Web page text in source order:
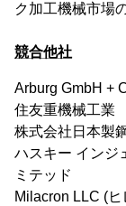
ク加工機械市場
競合他社
Arburg GmbH +
住友重機械工業
株式会社日本製
ハスキー インジ
ミテッド
Milacron LLC (